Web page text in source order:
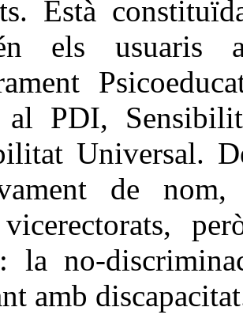
Està
els usuaris
al PDI,
Universal.
de
la no-
amb